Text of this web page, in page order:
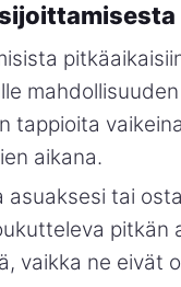
tappioita
aikana.
asuaksesi tai
pitkän
vaikka ne eivät